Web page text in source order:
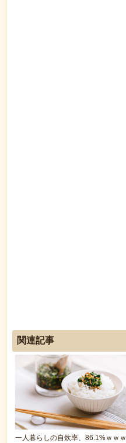
関連記事
一人暮らしの自炊率、86.1%ｗｗｗ